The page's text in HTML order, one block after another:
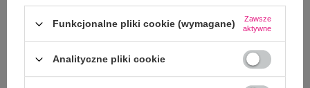
GŁÓWNE PARAMETRYFunkcjonalne pliki cookie (wymagane)
Zawsze
aktywne
Analityczne pliki cookie